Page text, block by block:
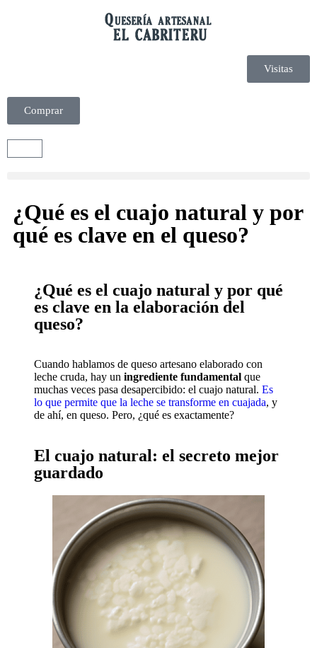
Visitas
Comprar
¿Qué es el cuajo natural y por
qué es clave en el queso?
¿Qué es el cuajo natural y por qué
es clave en la elaboración del
queso?
Cuando hablamos de queso artesano elaborado con
leche cruda, hay un ingrediente fundamental que
muchas veces pasa desapercibido: el cuajo natural. Es
lo que permite que la leche se transforme en cuajada, y
de ahí, en queso. Pero, ¿qué es exactamente?
El cuajo natural: el secreto mejor
guardado